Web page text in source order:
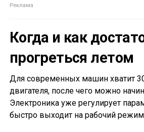
Когда и как
прогреться летом
Для современных машин хватит
двигателя, после чего можно
Электроника уже регулирует
быстро выходит на рабочий